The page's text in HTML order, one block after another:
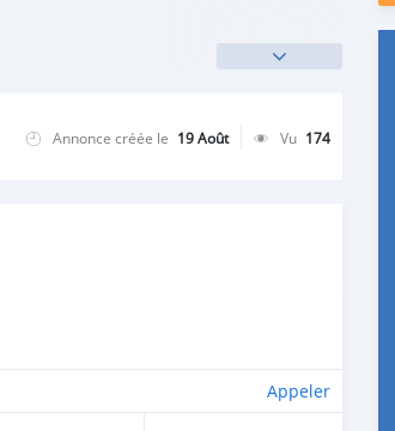
Annonce créée le 19 Août Vu 174
Appeler